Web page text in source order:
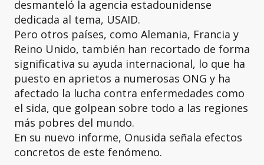
desmanteló la agencia estadounidense
dedicada al tema, USAID.
Pero otros países, como Alemania, Francia y
Reino Unido, también han recortado de forma
significativa su ayuda internacional, lo que ha
puesto en aprietos a numerosas ONG y ha
afectado la lucha contra enfermedades como
el sida, que golpean sobre todo a las regiones
más pobres del mundo.
En su nuevo informe, Onusida señala efectos
concretos de este fenómeno.